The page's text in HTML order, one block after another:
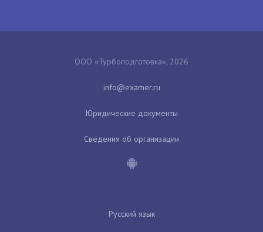
ООО «Турбоподготовка», 2026
Юридические документы
Сведения об организации
Русский язык